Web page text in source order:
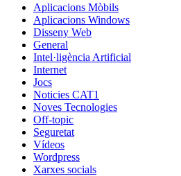
Aplicacions Mòbils
Aplicacions Windows
Disseny Web
General
Intel·ligència Artificial
Internet
Jocs
Noticies CAT1
Noves Tecnologies
Off-topic
Seguretat
Vídeos
Wordpress
Xarxes socials